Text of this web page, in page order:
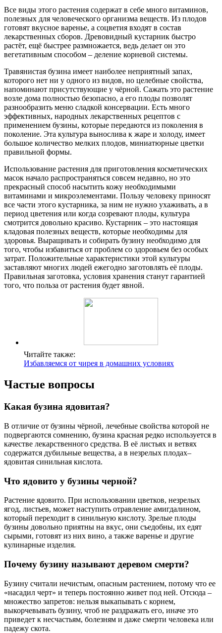
Все виды этого растения содержат в себе много витаминов,
полезных для человеческого организма веществ. Из плодов
готовят вкусное варенье, а соцветия входят в состав
лекарственных сборов. Древовидный кустарник быстро
растёт, ещё быстрее размножается, ведь делает он это
вегетативным способом – деление корневой системы.
Травянистая бузина имеет наиболее неприятный запах,
которого нет ни у одного из видов, но целебные свойства,
напоминают присутствующие у чёрной. Сажать это растение
возле дома полностью безопасно, а его плоды позволят
разнообразить меню сладкой консервации. Есть много
эффективных, народных лекарственных рецептов с
применением бузины, которые передаются из поколения в
поколение. Эта культура вынослива к жаре и холоду, имеет
большое количество мелких плодов, миниатюрные цветки
правильной формы.
Использование растения для приготовления косметических
масок начало распространяться совсем недавно, но это
прекрасный способ насытить кожу необходимыми
витаминами и микроэлементами. Пользу человеку приносят
все части этого кустарника, за ним не нужно ухаживать, а в
период цветения или когда созревают плоды, культура
смотрится довольно красиво. Кустарник – это настоящая
кладовая полезных веществ, которые необходимы для
здоровья. Выращивать и собирать бузину необходимо для
того, чтобы избавиться от проблем со здоровьем без особых
затрат. Положительные характеристики этой культуры
заставляют многих людей ежегодно заготовлять её плоды.
Правильная заготовка, условия хранения станут гарантией
того, что польза от растения будет явной.
Читайте также:
Избавляемся от чирея в домашних условиях
Частые вопросы
Какая бузина ядовитая?
В отличие от бузины чёрной, лечебные свойства которой не
подвергаются сомнению, бузина красная редко используется в
качестве лекарственного средства. В её листьях и ветвях
содержатся дубильные вещества, а в незрелых плодах–
ядовитая синильная кислота.
Что ядовито у бузины черной?
Растение ядовито. При использовании цветков, незрелых
ягод, листьев, может наступить отравление амигдалином,
который переходит в синильную кислоту. Зрелые плоды
бузины довольно приятны на вкус, они съедобны, их едят
сырыми, готовят из них вино, а также варенье и другие
кулинарные изделия.
Почему бузину называют деревом смерти?
Бузину считали нечистым, опасным растением, потому что ее
«насадил черт» и теперь постоянно живет под ней. Отсюда –
множество запретов: нельзя выкапывать с корнем,
выкорчевывать бузину, чтоб не раздражать его, иначе это
приведет к несчастьям, болезням и даже смерти человека или
падежу скота.